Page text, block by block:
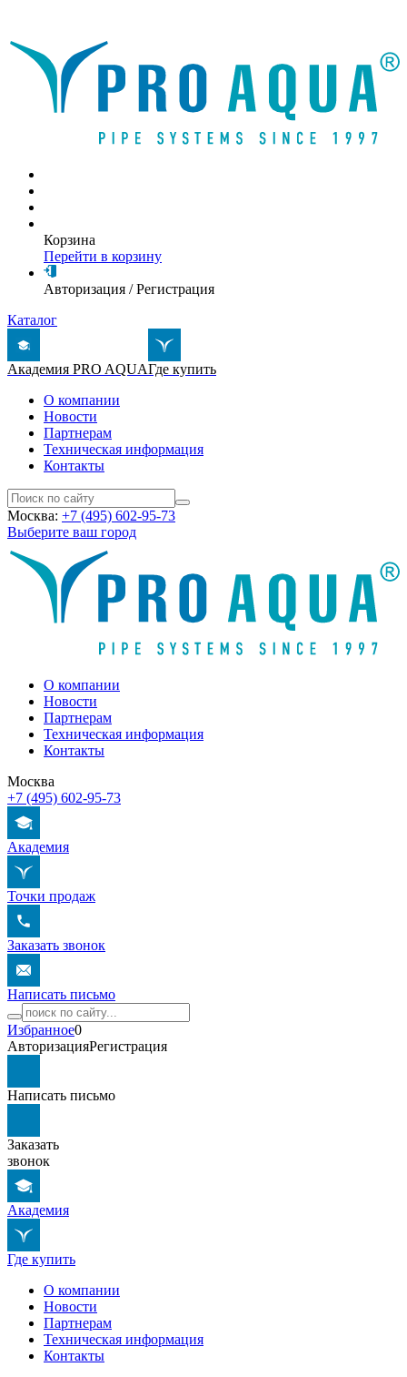
Корзина
Перейти в корзину
Авторизация /Регистрация
Каталог
Академия PRO AQUAГде купить
О компании
Новости
Партнерам
Техническая информация
Контакты
Москва: +7 (495) 602-95-73
Выберите ваш город
О компании
Новости
Партнерам
Техническая информация
Контакты
Москва
+7 (495) 602-95-73
Академия
Точки продаж
Заказать звонок
Написать письмо
Избранное0
АвторизацияРегистрация
Написать письмо
Заказать
звонок
Академия
Где купить
О компании
Новости
Партнерам
Техническая информация
Контакты